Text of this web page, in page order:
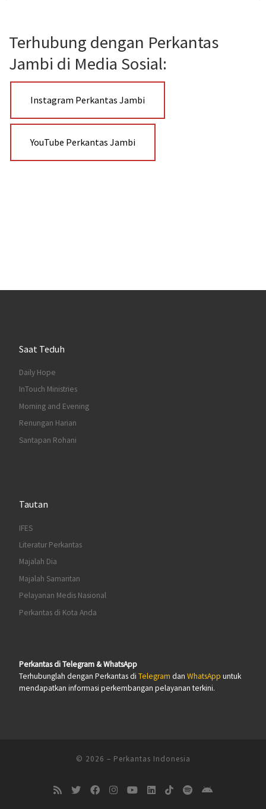
Terhubung dengan Perkantas
Jambi di Media Sosial:
Instagram Perkantas Jambi
YouTube Perkantas Jambi
Saat Teduh
Daily Hope
InTouch Ministries
Morning and Evening
Renungan Harian
Santapan Rohani
Tautan
IFES
Literatur Perkantas
Majalah Dia
Majalah Samaritan
Pelayanan Medis Nasional
Perkantas di Kota Anda
Perkantas di Telegram & WhatsApp
Terhubunglah dengan Perkantas di Telegram dan WhatsApp untuk
mendapatkan informasi perkembangan pelayanan terkini.
© 2026 – Perkantas Indonesia